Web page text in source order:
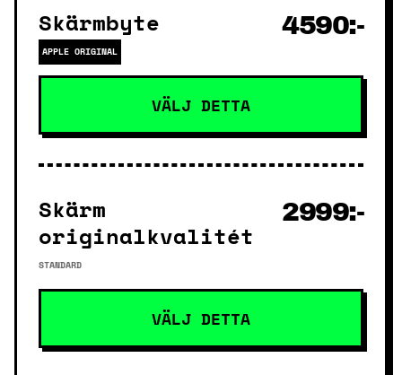
Skärmbyte
APPLE ORIGINAL
4590:-
VÄLJ DETTA
Skärm
originalkvalitét
STANDARD
2999:-
VÄLJ DETTA